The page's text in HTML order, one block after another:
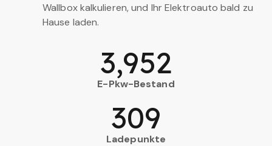
Wallbox kalkulieren, und Ihr Elektroauto bald zu
Hause laden.
E-Pkw-Bestand
3,952
Ladepunkte
309